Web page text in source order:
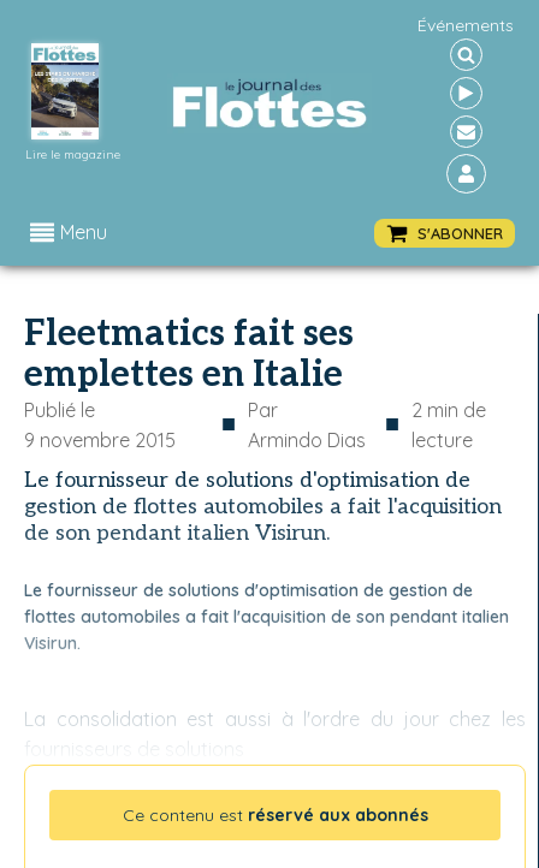
Lire le magazine
Événements
Menu S'ABONNER
Fleetmatics fait ses
emplettes en Italie
Publié le
9 novembre 2015
■ Par
Armindo Dias
■ 2 min de
lecture
Le fournisseur de solutions d'optimisation de
gestion de flottes automobiles a fait l'acquisition
de son pendant italien Visirun.
Le fournisseur de solutions d'optimisation de gestion de
flottes automobiles a fait l'acquisition de son pendant italien
Visirun.
La consolidation est aussi à l'ordre du jour chez les
fournisseurs de solutions
Ce contenu est réservé aux abonnés